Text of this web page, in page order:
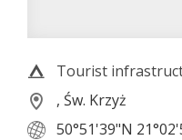
Tourist
, Św. Krzyż
50°51'39"N